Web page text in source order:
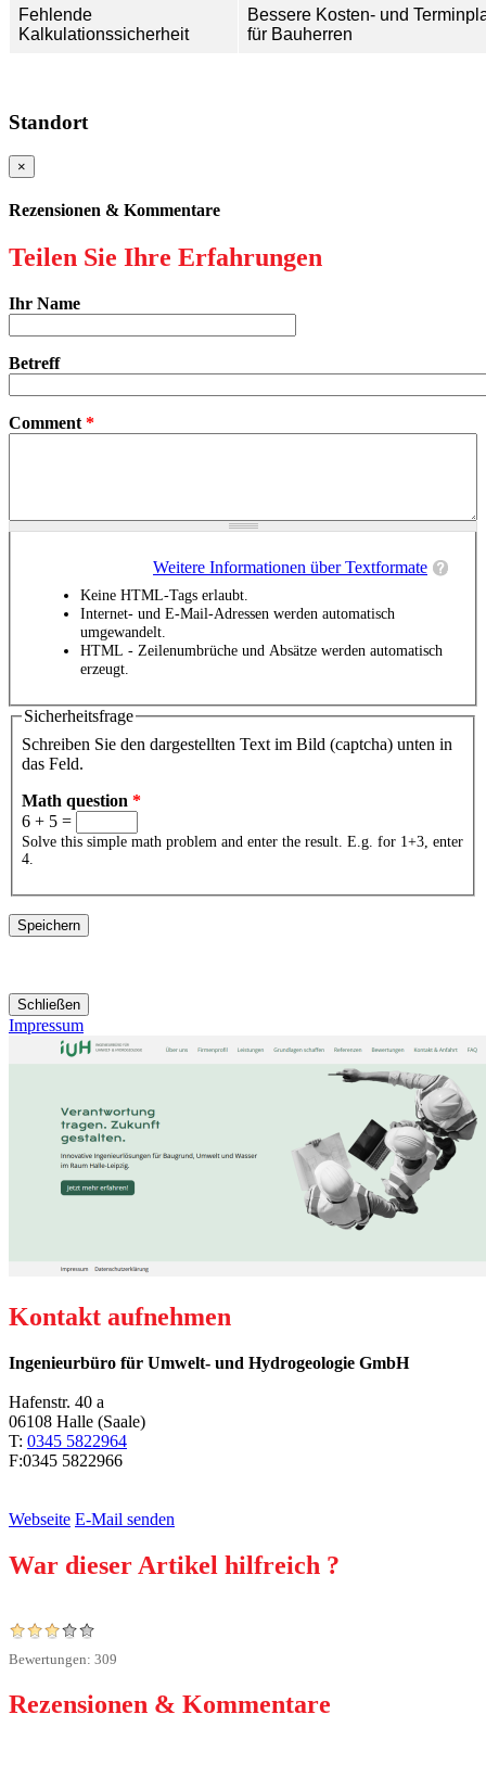
Fehlende
Kalkulationssicherheit
Bessere Kosten- und
für Bauherren
Standort
×
Rezensionen & Kommentare
Teilen Sie Ihre Erfahrungen
Ihr Name
Betreff
Comment *
Weitere Informationen über Textformate
Keine HTML-Tags erlaubt.
Internet- und E-Mail-Adressen werden automatisch
umgewandelt.
HTML - Zeilenumbrüche und Absätze werden automatisch
erzeugt.
Sicherheitsfrage
Schreiben Sie den dargestellten Text im Bild (captcha) unten in
das Feld.
Math question *
6 + 5 =
Solve this simple math problem and enter the result. E.g. for 1+3, enter
4.
Schließen
Impressum
Kontakt aufnehmen
Ingenieurbüro für Umwelt- und Hydrogeologie GmbH
Hafenstr. 40 a
06108 Halle (Saale)
T: 0345 5822964
F:0345 5822966
Webseite E-Mail senden
War dieser Artikel hilfreich ?
Bewertungen: 309
Rezensionen & Kommentare